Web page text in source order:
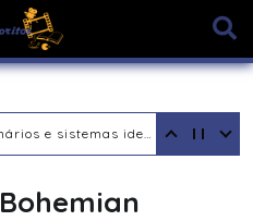
Tipos de RPG: descubra os cenários e sistemas ideais para sua aventura